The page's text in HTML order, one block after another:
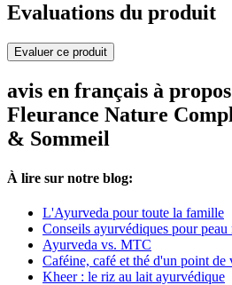
Evaluations du produit
Evaluer ce produit
avis en français à
Fleurance Nature
& Sommeil
À lire sur notre blog:
L'Ayurveda pour toute la famille
Conseils ayurvédiques pour peau
Ayurveda vs. MTC
Caféine, café et thé d'un point de
Kheer : le riz au lait ayurvédique